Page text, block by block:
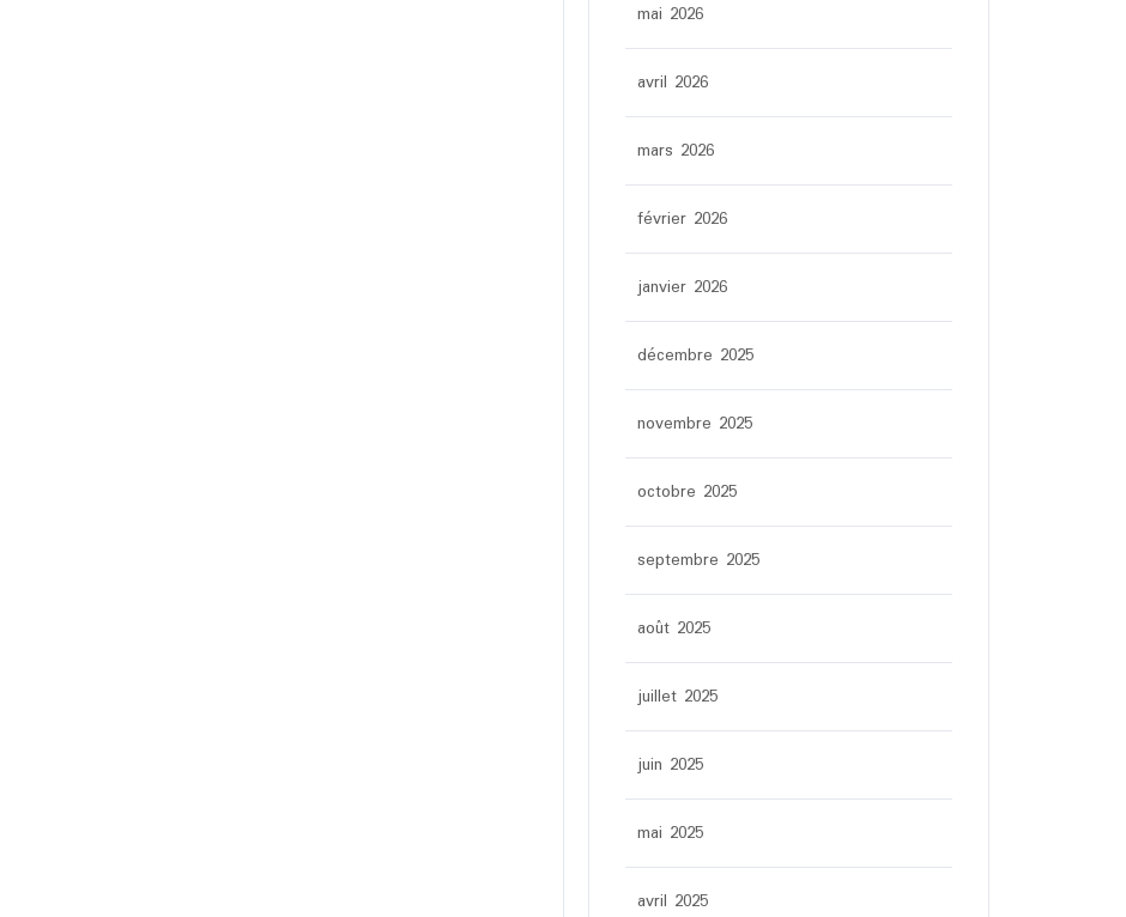
mai 2026
avril 2026
mars 2026
février 2026
janvier 2026
décembre 2025
novembre 2025
octobre 2025
septembre 2025
août 2025
juillet 2025
juin 2025
mai 2025
avril 2025